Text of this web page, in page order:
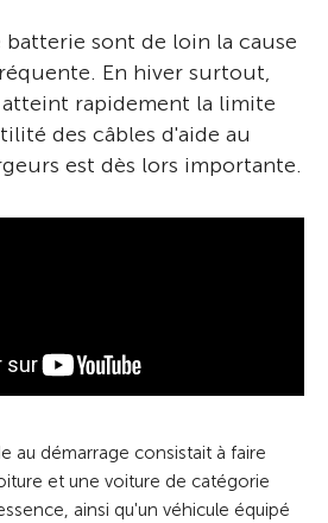
batterie sont de loin la cause
En hiver surtout,
rapidement la limite
des câbles d'aide au
est dès lors importante.
au démarrage consistait à faire
et une voiture de catégorie
ainsi qu'un véhicule équipé